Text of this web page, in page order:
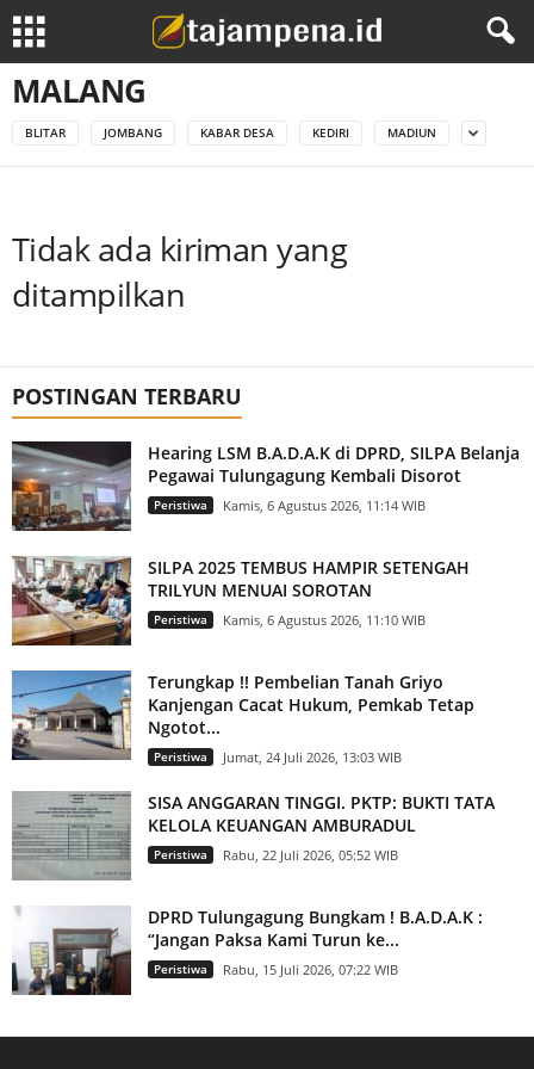
MALANG
BLITAR JOMBANG KABAR DESA KEDIRI MADIUN
Tidak ada kiriman yang
ditampilkan
POSTINGAN TERBARU
Hearing LSM B.A.D.A.K di DPRD, SILPA Belanja
Pegawai Tulungagung Kembali Disorot
Peristiwa Kamis, 6 Agustus 2026, 11:14 WIB
SILPA 2025 TEMBUS HAMPIR SETENGAH
TRILYUN MENUAI SOROTAN
Peristiwa Kamis, 6 Agustus 2026, 11:10 WIB
Terungkap !! Pembelian Tanah Griyo
Kanjengan Cacat Hukum, Pemkab Tetap
Ngotot...
Peristiwa Jumat, 24 Juli 2026, 13:03 WIB
SISA ANGGARAN TINGGI. PKTP: BUKTI TATA
KELOLA KEUANGAN AMBURADUL
Peristiwa Rabu, 22 Juli 2026, 05:52 WIB
DPRD Tulungagung Bungkam ! B.A.D.A.K :
“Jangan Paksa Kami Turun ke...
Peristiwa Rabu, 15 Juli 2026, 07:22 WIB